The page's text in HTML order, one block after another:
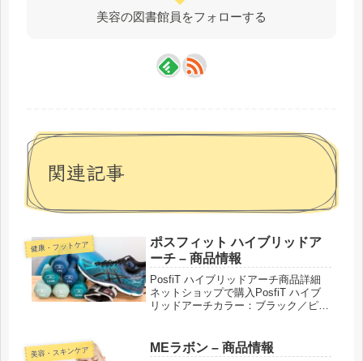
美容の図書館員をフォローする
関連記事
健康・フットケア
ポスフィット ハイブリッドア
ーチ – 商品情報
PosfiT ハイブリッドアーチ商品詳細
ネットショップで購入PosfiT ハイブ
リッドアーチカラー：ブラック／ピン
美容・スキンケア MEラボン – 商品情報